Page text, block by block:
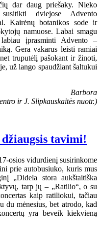
dar daug priešaky. Nieko
dviejose Advento
Kairėnų botanikos sode ir
namuose. Labai smagu
įprasminti Advento –
Gera vakarus leisti ramiai
truputėlį pašokant ir žinoti,
už lango spaudžiant šaltukui
Barbora
ir J. Slipkauskaitės nuotr.)
tavimi!
osios vidurdienį susirinkome
prie autobusiuko, kuris mus
„Didela stora aukštaitiška
tarp jų – „Ratilio“, o su
kaip ratiliokui, tačiau
du mėnesius, bet atrodo, kad
yra beveik kiekvieną